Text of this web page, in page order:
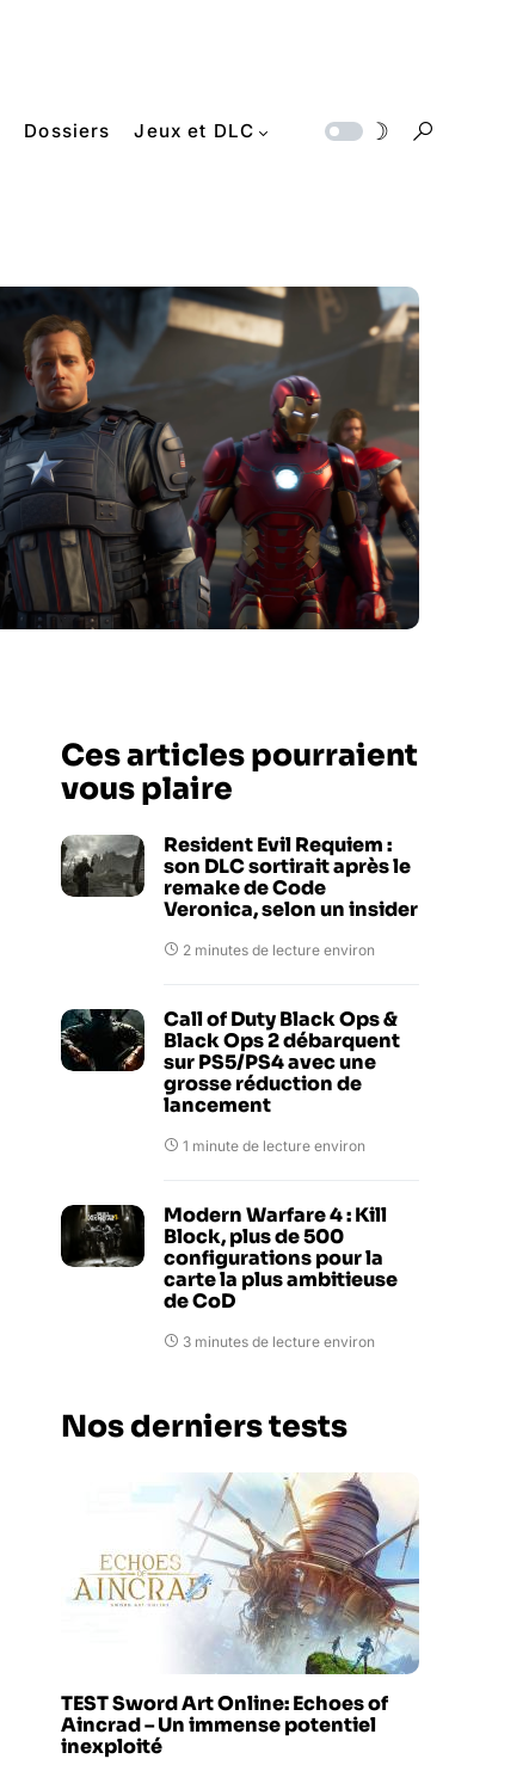
Dossiers Jeux et DLC
Ces articles pourraient
vous plaire
Resident Evil Requiem :
son DLC sortirait après le
remake de Code
Veronica, selon un insider
2 minutes de lecture environ
Call of Duty Black Ops &
Black Ops 2 débarquent
sur PS5/PS4 avec une
grosse réduction de
lancement
1 minute de lecture environ
Modern Warfare 4 : Kill
Block, plus de 500
configurations pour la
carte la plus ambitieuse
de CoD
3 minutes de lecture environ
Nos derniers tests
TEST Sword Art Online: Echoes of
Aincrad – Un immense potentiel
inexploité